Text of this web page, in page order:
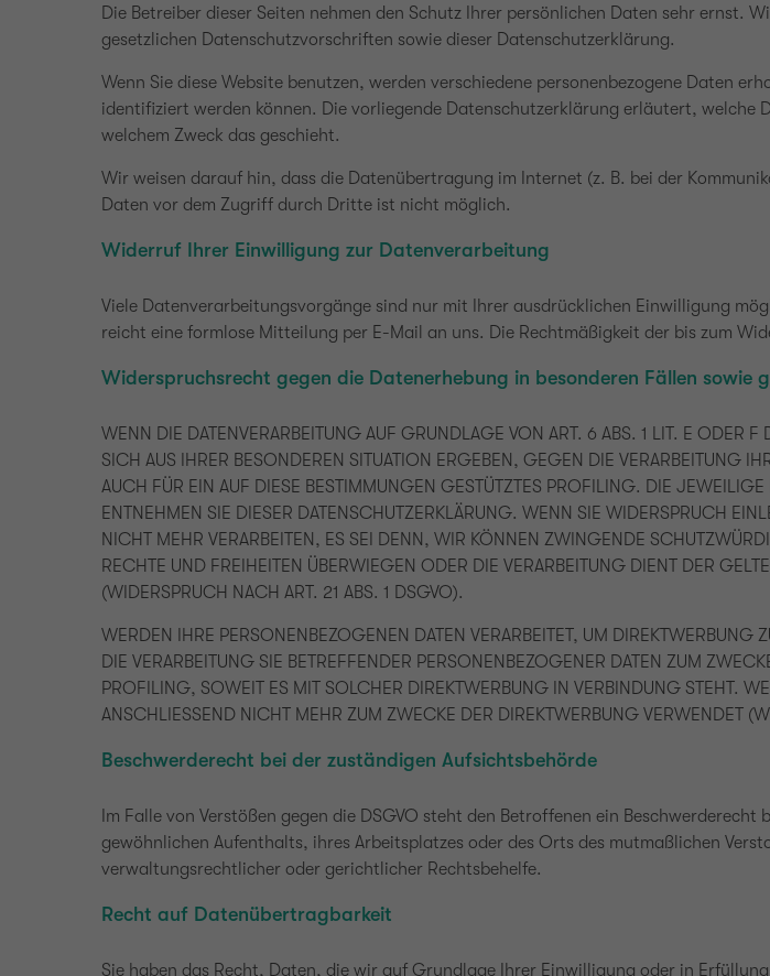
Die Betreiber dieser Seiten nehmen den Schutz Ihrer persönlichen Daten sehr ernst.
gesetzlichen Datenschutzvorschriften sowie dieser Datenschutzerklärung.
Wenn Sie diese Website benutzen, werden verschiedene personenbezogene Daten
identifiziert werden können. Die vorliegende Datenschutzerklärung erläutert,
welchem Zweck das geschieht.
Wir weisen darauf hin, dass die Datenübertragung im Internet (z. B. bei der
Daten vor dem Zugriff durch Dritte ist nicht möglich.
Widerruf Ihrer Einwilligung zur Datenverarbeitung
Viele Datenverarbeitungsvorgänge sind nur mit Ihrer ausdrücklichen Einwilligung
reicht eine formlose Mitteilung per E-Mail an uns. Die Rechtmäßigkeit der bis zum
Widerspruchsrecht gegen die Datenerhebung in besonderen Fällen sowie
WENN DIE DATENVERARBEITUNG AUF GRUNDLAGE VON ART. 6 ABS. 1 LIT. E ODER
SICH AUS IHRER BESONDEREN SITUATION ERGEBEN, GEGEN DIE VERARBEITUNG
AUCH FÜR EIN AUF DIESE BESTIMMUNGEN GESTÜTZTES PROFILING. DIE
ENTNEHMEN SIE DIESER DATENSCHUTZERKLÄRUNG. WENN SIE WIDERSPRUCH
NICHT MEHR VERARBEITEN, ES SEI DENN, WIR KÖNNEN ZWINGENDE
RECHTE UND FREIHEITEN ÜBERWIEGEN ODER DIE VERARBEITUNG DIENT DER
(WIDERSPRUCH NACH ART. 21 ABS. 1 DSGVO).
WERDEN IHRE PERSONENBEZOGENEN DATEN VERARBEITET, UM
DIE VERARBEITUNG SIE BETREFFENDER PERSONENBEZOGENER DATEN ZUM
PROFILING, SOWEIT ES MIT SOLCHER DIREKTWERBUNG IN VERBINDUNG STEHT.
ANSCHLIESSEND NICHT MEHR ZUM ZWECKE DER DIREKTWERBUNG VERWENDET
Beschwerderecht bei der zuständigen Aufsichtsbehörde
Im Falle von Verstößen gegen die DSGVO steht den Betroffenen ein
gewöhnlichen Aufenthalts, ihres Arbeitsplatzes oder des Orts des mutmaßlichen
verwaltungsrechtlicher oder gerichtlicher Rechtsbehelfe.
Recht auf Datenübertragbarkeit
Sie haben das Recht, Daten, die wir auf Grundlage Ihrer Einwilligung oder in